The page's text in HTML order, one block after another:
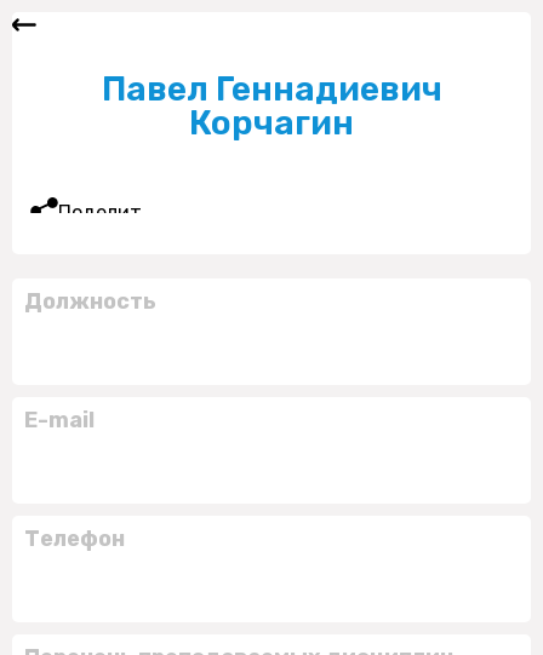
Павел Геннадиевич
Корчагин
Поделиться
Должность
E-mail
Телефон